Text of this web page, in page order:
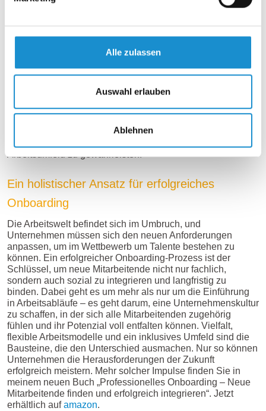
Alle zulassen
Auswahl erlauben
Ablehnen
Chancen und Herausforderungen von Remote
Die Pandemie hat gezeigt, dass Remote Work funktioniert
Büroflächen und den Zugang zu einem erweiterten
Talentpool. Gleichzeitig bringt es aber auch
Herausforderungen mit sich, wie die Wahrung von
Datenschutzbestimmungen und die Gefahr der sozialen
Remote Work und Workation entwickeln, um rechtliche
Arbeitsumfeld zu gewährleisten.
Ein holistischer Ansatz für erfolgreiches
Onboarding
Die Arbeitswelt befindet sich im Umbruch, und
Unternehmen müssen sich den neuen Anforderungen
anpassen, um im Wettbewerb um Talente bestehen zu
können. Ein erfolgreicher Onboarding-Prozess ist der
Schlüssel, um neue Mitarbeitende nicht nur fachlich,
sondern auch sozial zu integrieren und langfristig zu
binden. Dabei geht es um mehr als nur um die Einführung
in Arbeitsabläufe – es geht darum, eine Unternehmenskultur
zu schaffen, in der sich alle Mitarbeitenden zugehörig
fühlen und ihr Potenzial voll entfalten können. Vielfalt,
flexible Arbeitsmodelle und ein inklusives Umfeld sind die
Bausteine, die den Unterschied ausmachen. Nur so können
Unternehmen die Herausforderungen der Zukunft
erfolgreich meistern. Mehr solcher Impulse finden Sie in
meinem neuen Buch „Professionelles Onboarding – Neue
Mitarbeitende finden und erfolgreich integrieren“. Jetzt
erhältlich aufamazon.